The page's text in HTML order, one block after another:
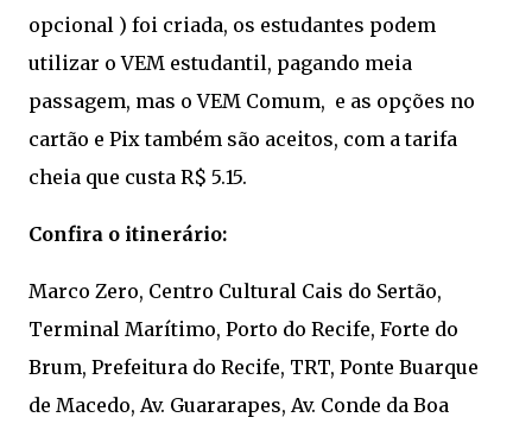
opcional ) foi criada, os estudantes podem
utilizar o VEM estudantil, pagando meia
passagem, mas o VEM Comum, e as opções no
cartão e Pix também são aceitos, com a tarifa
cheia que custa R$ 5.15.
Confira o itinerário:
Marco Zero, Centro Cultural Cais do Sertão,
Terminal Marítimo, Porto do Recife, Forte do
Brum, Prefeitura do Recife, TRT, Ponte Buarque
de Macedo, Av. Guararapes, Av. Conde da Boa